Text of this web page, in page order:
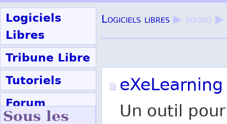
Logiciels
Libres
Tribune Libre
Tutoriels
Forum
Logiciels libres ▶ sound ▶
eXeLearning
Un outil
Sous les